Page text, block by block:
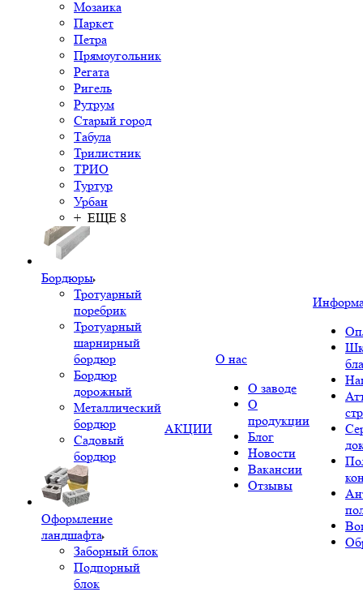
Мозаика
Паркет
Петра
Прямоугольник
Регата
Ригель
Рутрум
Старый город
Табула
Трилистник
ТРИО
Туртур
Урбан
+ ЕЩЕ 8
Бордюры
Тротуарный
поребрик
Тротуарный
шарнирный
бордюр
Бордюр
дорожный
Металлический
бордюр
Садовый
бордюр
Оформление
ландшафта
Заборный блок
Подпорный
блок
АКЦИИ
О нас
О заводе
О
продукции
Блог
Новости
Вакансии
Отзывы